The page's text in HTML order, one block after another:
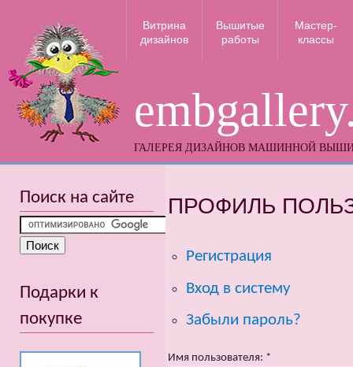
ГАЛЕРЕЯ ДИЗАЙНОВ МАШИННОЙ
Витрина
дизайнов
Вышитые
работы
Мастер-
классы
ПРОФИЛЬ
Регистрация
Вход в систему
Забыли пароль?
Имя пользователя: *
Поиск на сайте
Подарки к
покупке